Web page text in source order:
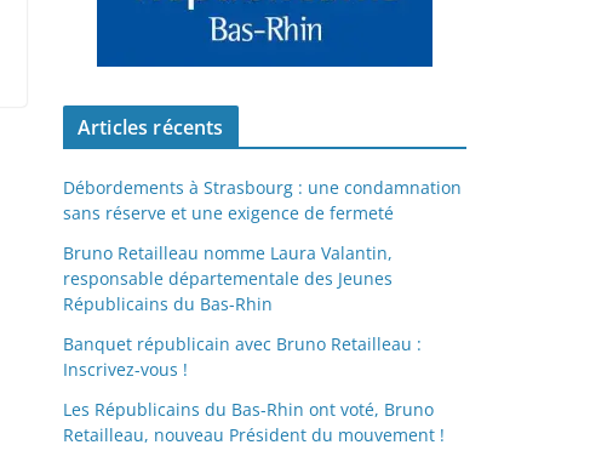
Articles récents
Débordements à Strasbourg : une condamnation
sans réserve et une exigence de fermeté
Bruno Retailleau nomme Laura Valantin,
responsable départementale des Jeunes
Républicains du Bas-Rhin
Banquet républicain avec Bruno Retailleau :
Inscrivez-vous !
Les Républicains du Bas-Rhin ont voté, Bruno
Retailleau, nouveau Président du mouvement !